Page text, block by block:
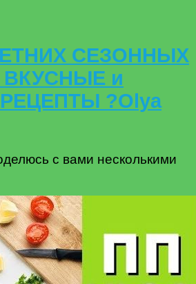
СЕЗОННЫХ
и
?Olya
с вами несколькими